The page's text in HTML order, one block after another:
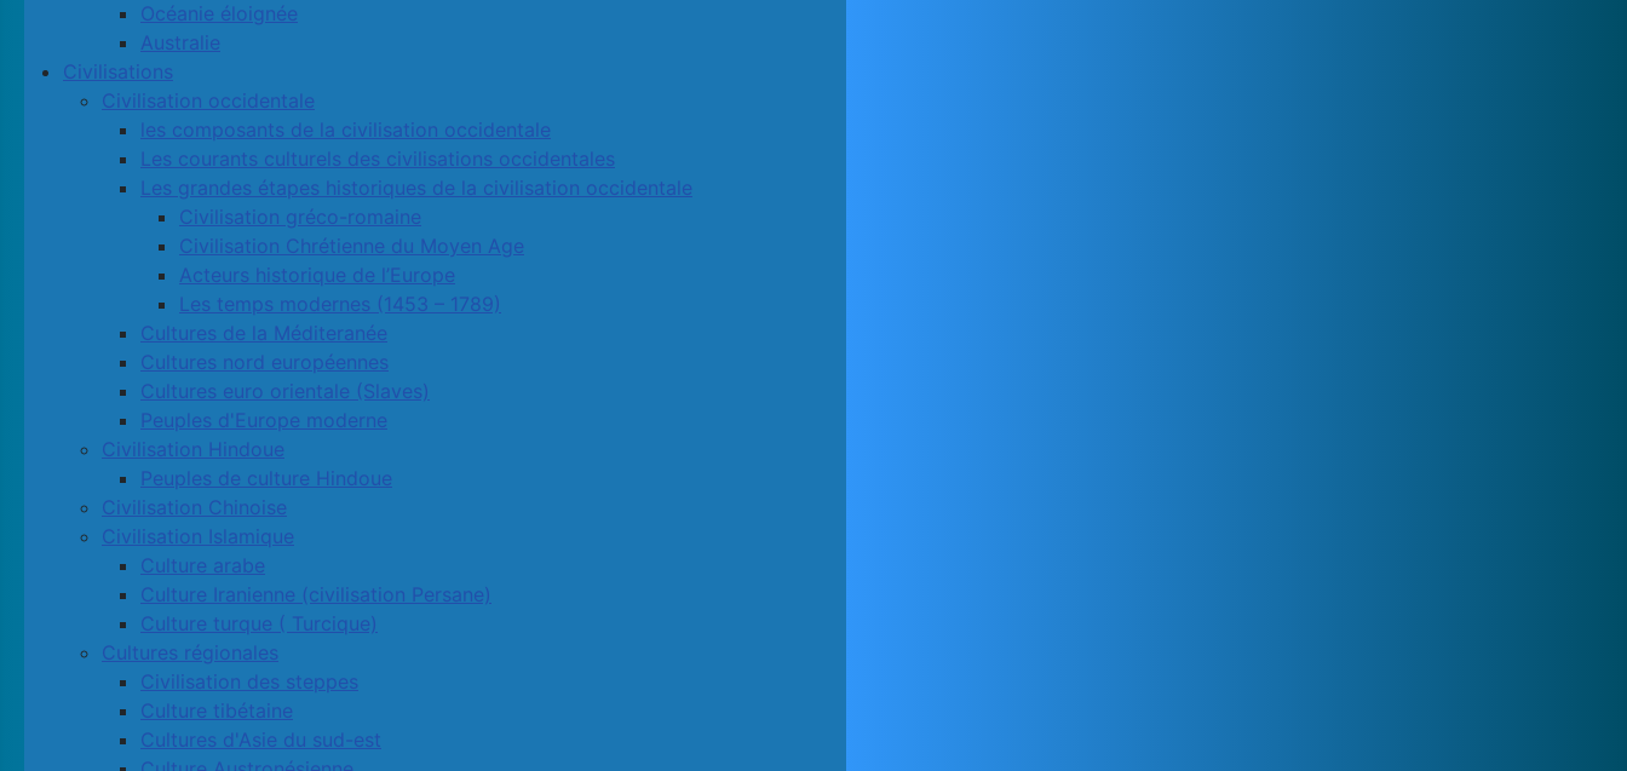
Océanie éloignée
Australie
Civilisations
Civilisation occidentale
les composants de la civilisation occidentale
Les courants culturels des civilisations occidentales
Les grandes étapes historiques de la civilisation occidentale
Civilisation gréco-romaine
Civilisation Chrétienne du Moyen Age
Acteurs historique de l’Europe
Les temps modernes (1453 – 1789)
Cultures de la Méditeranée
Cultures nord européennes
Cultures euro orientale (Slaves)
Peuples d'Europe moderne
Civilisation Hindoue
Peuples de culture Hindoue
Civilisation Chinoise
Civilisation Islamique
Culture arabe
Culture Iranienne (civilisation Persane)
Culture turque ( Turcique)
Cultures régionales
Civilisation des steppes
Culture tibétaine
Cultures d'Asie du sud-est